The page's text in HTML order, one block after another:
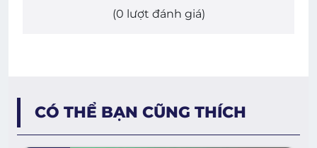
(0 lượt đánh giá)
CÓ THỂ BẠN CŨNG THÍCH